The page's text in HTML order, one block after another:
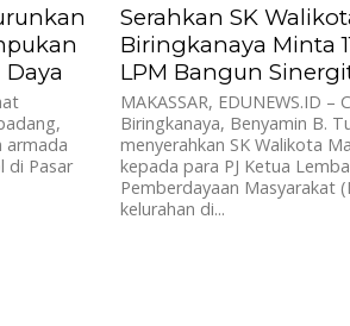
armada
di Pasar
Serahkan SK
Biringkanaya Minta
LPM Bangun
MAKASSAR, EDUNEWS.ID –
Biringkanaya, Benyamin B.
menyerahkan SK Walikota
kepada para PJ Ketua
Pemberdayaan Masyarakat
kelurahan di...